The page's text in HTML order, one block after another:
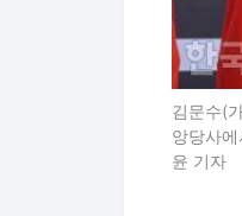
김문수(
앙당사
윤 기자